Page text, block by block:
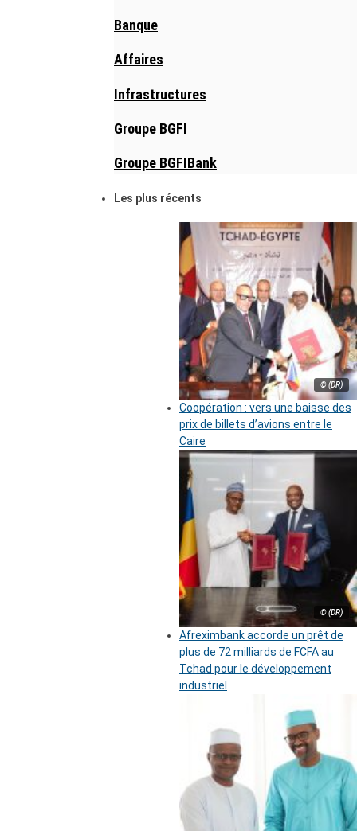
Banque
Affaires
Infrastructures
Groupe BGFI
Groupe BGFIBank
Les plus récents
© (DR)
Coopération : vers une baisse des
prix de billets d’avions entre le
Caire
© (DR)
Afreximbank accorde un prêt de
plus de 72 milliards de FCFA au
Tchad pour le développement
industriel